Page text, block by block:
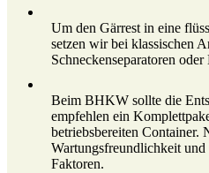
Um den Gärrest in eine
setzen wir bei klassischen
Schneckenseparatoren
Beim BHKW sollte die
empfehlen ein
betriebsbereiten Container.
Wartungsfreundlichkeit
Faktoren.